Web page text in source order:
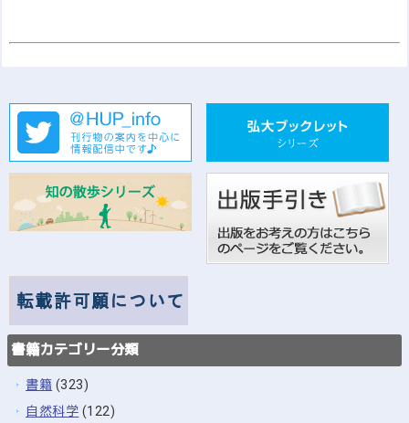
書籍カテゴリー分類
書籍 (323)
自然科学 (122)